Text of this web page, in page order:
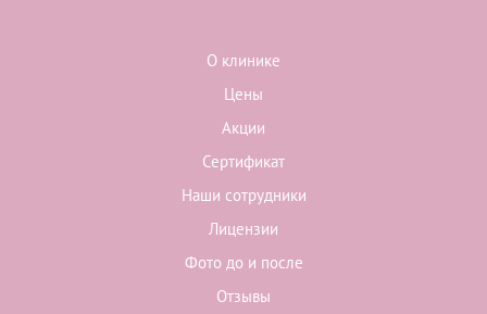
О клинике
Цены
Акции
Сертификат
Наши сотрудники
Лицензии
Фото до и после
Отзывы